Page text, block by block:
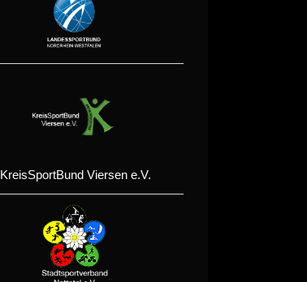
KreisSportBund Viersen e.V.